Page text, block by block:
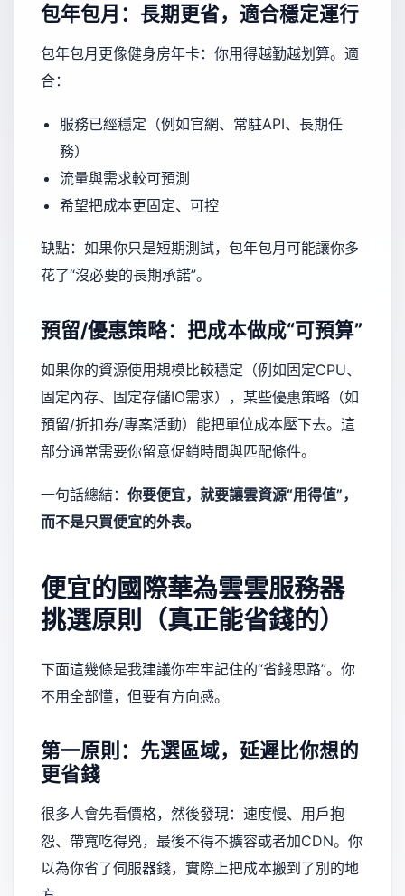
包年包月：長期更省，適合穩定運行
包年包月更像健身房年卡：你用得越勤越划算。適
合：
服務已經穩定（例如官網、常駐API、長期任
務）
流量與需求較可預測
希望把成本更固定、可控
缺點：如果你只是短期測試，包年包月可能讓你多
花了“沒必要的長期承諾”。
預留/優惠策略：把成本做成“可預算”
如果你的資源使用規模比較穩定（例如固定CPU、
固定內存、固定存儲IO需求），某些優惠策略（如
預留/折扣券/專案活動）能把單位成本壓下去。這
部分通常需要你留意促銷時間與匹配條件。
一句話總結： 你要便宜，就要讓雲資源“用得值”，
而不是只買便宜的外表。
便宜的國際華為雲雲服務器
挑選原則（真正能省錢的）
下面這幾條是我建議你牢牢記住的“省錢思路”。你
不用全部懂，但要有方向感。
第一原則：先選區域，延遲比你想的
更省錢
很多人會先看價格，然後發現：速度慢、用戶抱
怨、帶寬吃得兇，最後不得不擴容或者加CDN。你
以為你省了伺服器錢，實際上把成本搬到了別的地